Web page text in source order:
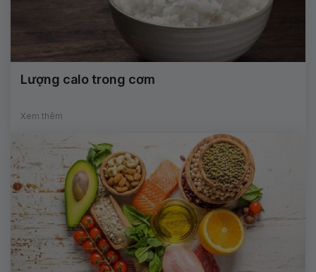
Lượng calo trong cơm
Xem thêm